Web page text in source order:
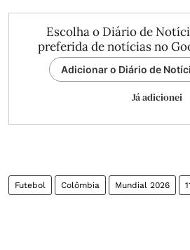
Escolha o Diário de
preferida de notícias no
Adicionar o Diário de
Já adicionei
Futebol Colômbia Mundial 2026